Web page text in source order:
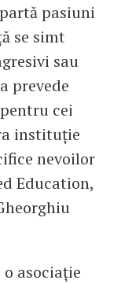
pasiuni
se simt
sau
prevede
cei
instituție
nevoilor
Education,
asociaţie